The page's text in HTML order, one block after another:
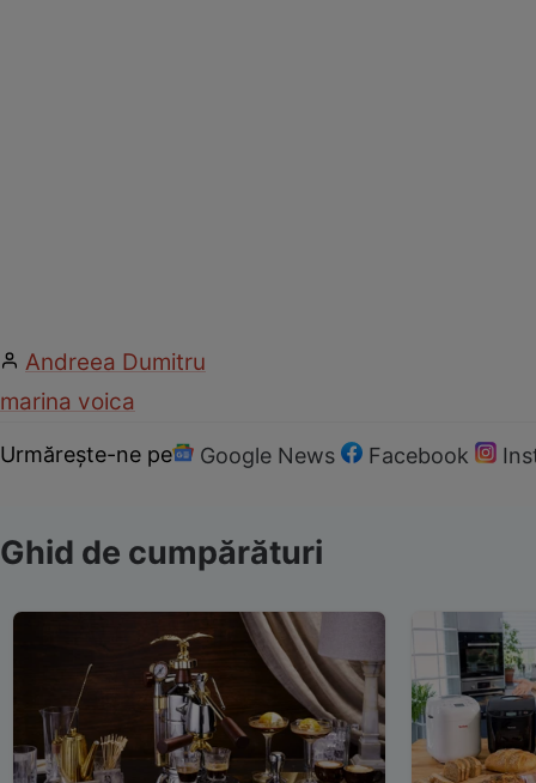
Andreea Dumitru
marina voica
Urmărește-ne pe Google News Facebook
Ghid de cumpărături